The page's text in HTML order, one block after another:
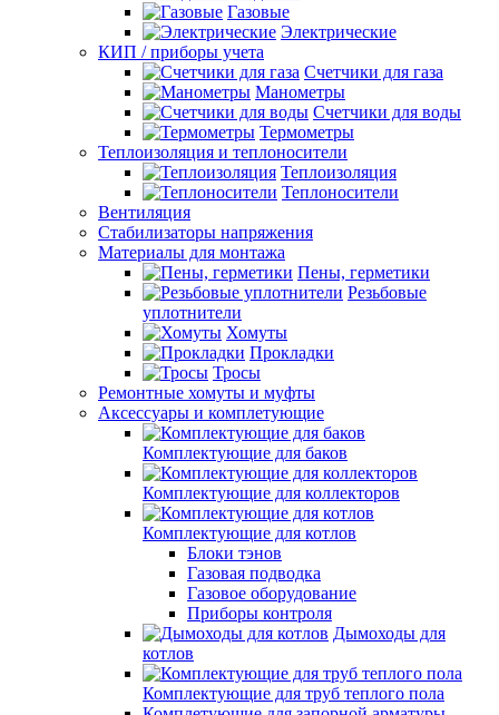
Газовые
Электрические
КИП / приборы учета
Счетчики для газа
Манометры
Счетчики для воды
Термометры
Теплоизоляция и теплоносители
Теплоизоляция
Теплоносители
Вентиляция
Стабилизаторы напряжения
Материалы для монтажа
Пены, герметики
Резьбовые
уплотнители
Хомуты
Прокладки
Тросы
Ремонтные хомуты и муфты
Аксессуары и комплетующие
Комплектующие для баков
Комплектующие для коллекторов
Комплектующие для котлов
Блоки тэнов
Газовая подводка
Газовое оборудование
Приборы контроля
Дымоходы для
котлов
Комплектующие для труб теплого пола